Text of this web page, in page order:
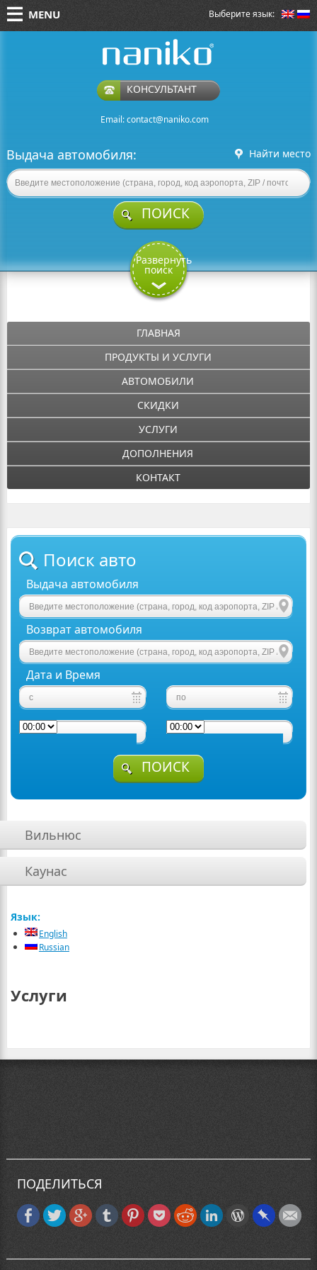
Выберите язык:
MENU
КОНСУЛЬТАНТ
Email:contact@naniko.com
Выдача автомобиля: Найти место
ПОИСК
Развернуть
поиск
ГЛАВНАЯ
ПРОДУКТЫ И УСЛУГИ
АВТОМОБИЛИ
СКИДКИ
УСЛУГИ
ДОПОЛНЕНИЯ
КОНТАКТ
Поиск авто
Выдача автомобиля
Возврат автомобиля
Дата и Время
ПОИСК
Вильнюс
Каунас
Язык:
English
Russian
Услуги
ПОДЕЛИТЬСЯ